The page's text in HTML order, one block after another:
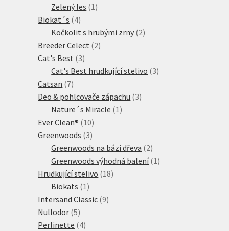
produktů
Zelený les 1 1
Biokat´s 44
produkty
Kočkolit s hrubými zrny 22
Breeder Celect 22
Cat's Best 33
produkty
Cat's Best hrudkující stelivo 33
Catsan 77
produktů
Deo & pohlcovače zápachu 33
Nature´s Miracle 1 1
Ever Clean® 1010
produktů
Greenwoods 33
produkty
Greenwoods na bázi dřeva 22
produkty
Greenwoods výhodná balení 1 1
Hrudkující stelivo 1818
Biokats 1 1
produkt
Intersand Classic 99
Nullodor 55
produktů
Perlinette 44